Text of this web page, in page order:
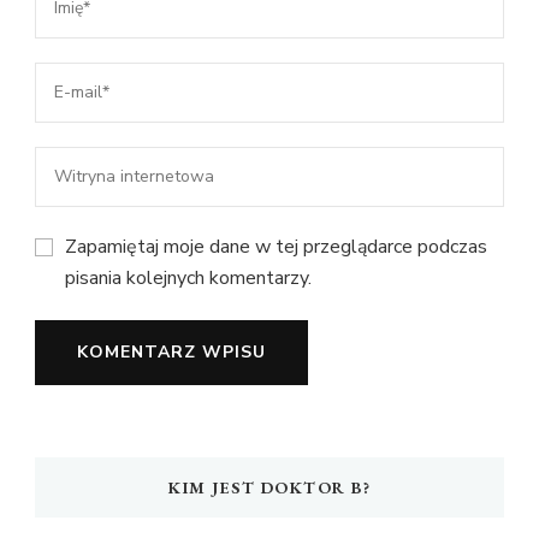
Zapamiętaj moje dane w tej przeglądarce podczas
pisania kolejnych komentarzy.
KIM JEST DOKTOR B?